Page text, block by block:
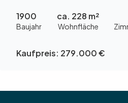
1900
Baujahr
ca. 228 m²
Wohnfläche
Kaufpreis: 279.000 €